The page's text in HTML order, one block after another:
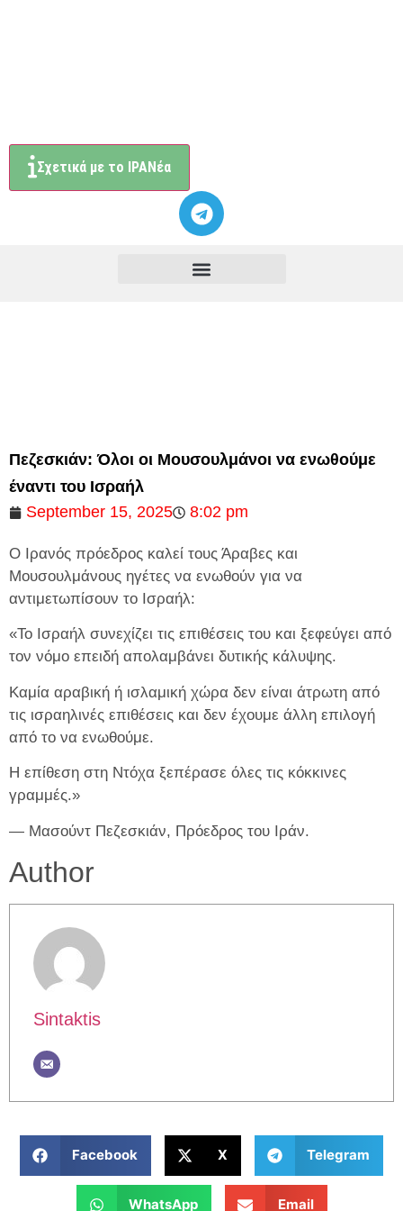
Σχετικά με το ΙΡΑΝέα
Πεζεσκιάν: Όλοι οι Μουσουλμάνοι να ενωθούμε
έναντι του Ισραήλ
September 15, 2025
8:02 pm
Ο Ιρανός πρόεδρος καλεί τους Άραβες και
Μουσουλμάνους ηγέτες να ενωθούν για να
αντιμετωπίσουν το Ισραήλ:
«Το Ισραήλ συνεχίζει τις επιθέσεις του και ξεφεύγει από
τον νόμο επειδή απολαμβάνει δυτικής κάλυψης.
Καμία αραβική ή ισλαμική χώρα δεν είναι άτρωτη από
τις ισραηλινές επιθέσεις και δεν έχουμε άλλη επιλογή
από το να ενωθούμε.
Η επίθεση στη Ντόχα ξεπέρασε όλες τις κόκκινες
γραμμές.»
— Μασούντ Πεζεσκιάν, Πρόεδρος του Ιράν.
Author
Sintaktis
Facebook X Telegram
WhatsApp Email